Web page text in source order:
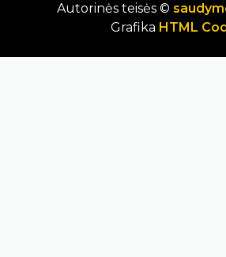
Autorinės teisės ©
Grafika HTML